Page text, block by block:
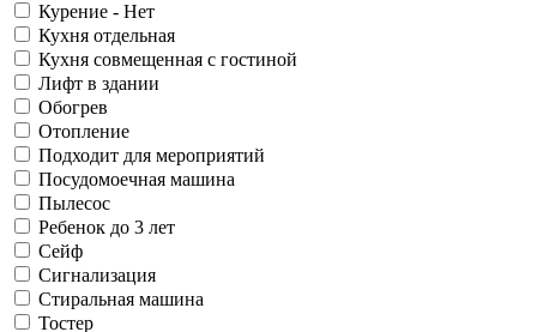
Курение - Нет
Кухня отдельная
Кухня совмещенная с гостиной
Лифт в здании
Обогрев
Отопление
Подходит для мероприятий
Посудомоечная машина
Пылесос
Ребенок до 3 лет
Сейф
Сигнализация
Стиральная машина
Тостер